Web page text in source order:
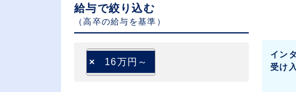
給与で絞り込む
（⾼卒の給与を基準）
× 16万円～
イン
受け